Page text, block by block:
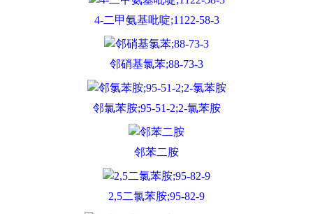
4-二甲氨基吡啶;1122-58-3
邻硝基氯苯;88-73-3
邻氯苯胺;95-51-2;2-氯苯胺
邻苯二胺
2,5二氯苯胺;95-82-9